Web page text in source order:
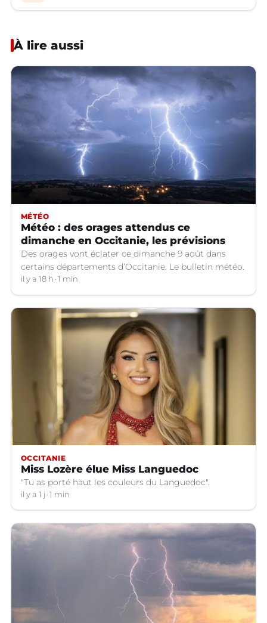
À lire aussi
MÉTÉO
Météo : des orages attendus ce
dimanche en Occitanie, les prévisions
Des orages vont éclater ce dimanche 9 août dans
certains départements d’Occitanie. Le bulletin météo.
il y a 18 h 1 min
OCCITANIE
Miss Lozère élue Miss Languedoc
"Tu as porté haut les couleurs du Languedoc".
il y a 1 j 1 min